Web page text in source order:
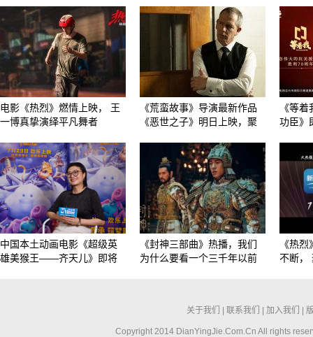
电影《热烈》燃情上映， 王
一博真挚演绎平凡舞者
《荒蛮故事》导演最新作品
《恶世之子》明日上映，聚
《等
功臣》
中国本土动画电影《超级英
雄美猴王——齐天儿》即将
《封神三部曲》热播，我们
为什么要看一个三千年以前
《热
不断，
关于我们 联系我们 加入我们
Copyright 2014 DianYingJie.Com.Cn All rights